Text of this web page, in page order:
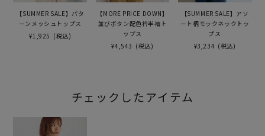
【SUMMER SALE】パタ
ーンメッシュトップス
¥1,925 (税込)
【MORE PRICE DOWN】
並びボタン配色衿半袖ト
ップス
¥4,543 (税込)
【SUMMER SALE】アソ
ート柄モックネックトッ
プス
¥3,234 (税込)
チェックしたアイテム